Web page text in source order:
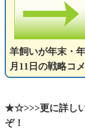
羊飼いが年末・
月11日の戦略コ
★☆>>>更に詳し
ぞ！